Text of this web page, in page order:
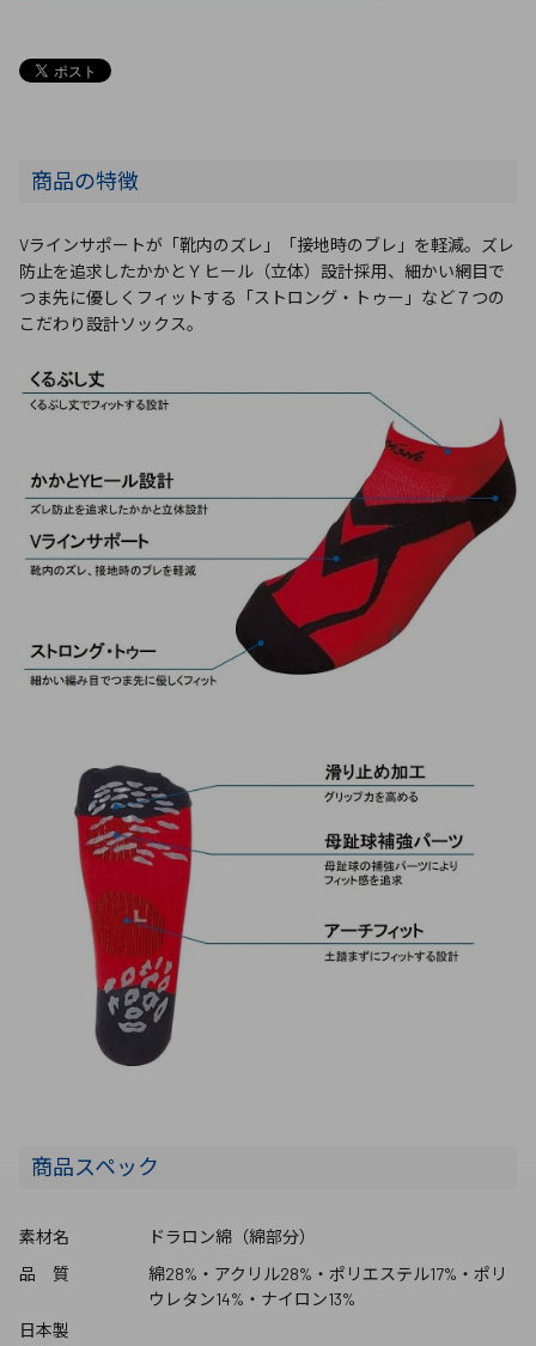
商品の特徴
Vラインサポートが「靴内のズレ」「接地時のブレ」を軽減。ズレ
防止を追求したかかとＹヒール（立体）設計採用、細かい網目で
つま先に優しくフィットする「ストロング・トゥー」など７つの
こだわり設計ソックス。
商品スペック
素材名
ドラロン綿（綿部分）
品 質
綿28%・アクリル28%・ポリエステル17%・ポリ
ウレタン14%・ナイロン13%
日本製